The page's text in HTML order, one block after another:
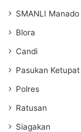
SMANLI Manado
Blora
Candi
Pasukan Ketupat
Polres
Ratusan
Siagakan